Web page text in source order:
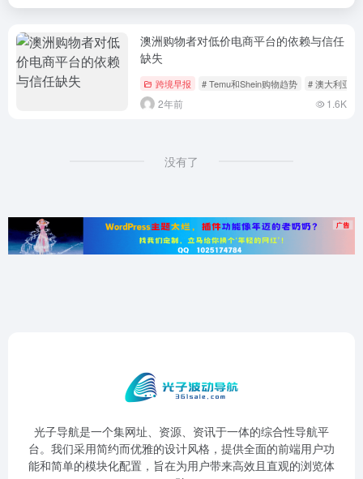
澳洲购物者对低价电商平台的依赖与信任
缺失
跨境早报 # Temu和Shein购物趋势 # 澳大利亚消
2年前 1.6K
没有了
光子导航是一个集网址、资源、资讯于一体的综合性导航平
台。我们采用简约而优雅的设计风格，提供全面的前端用户功
能和简单的模块化配置，旨在为用户带来高效且直观的浏览体